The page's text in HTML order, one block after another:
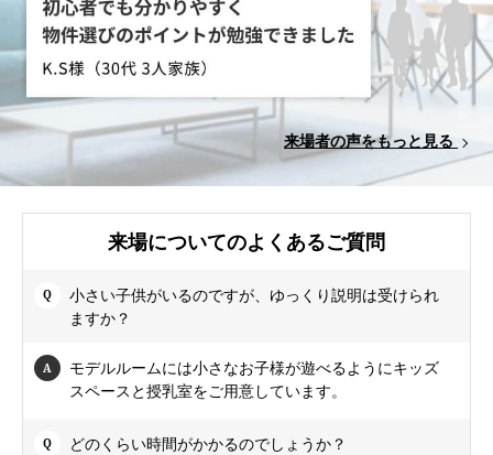
来場者の声をもっと見る
来場についてのよくあるご質問
小さい子供がいるのですが、ゆっくり説明は受けられ
ますか？
モデルルームには小さなお子様が遊べるようにキッズ
スペースと授乳室をご用意しています。
どのくらい時間がかかるのでしょうか？